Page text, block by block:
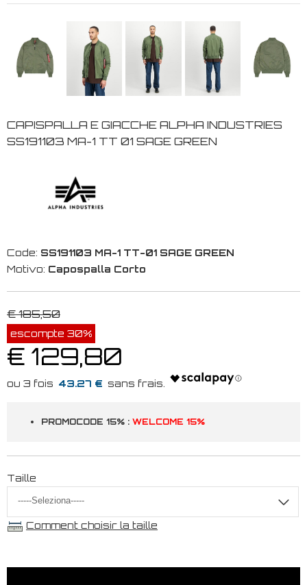
CAPISPALLA E GIACCHE ALPHA INDUSTRIES
SS191103 MA-1 TT 01 SAGE GREEN
Code: SS191103 MA-1 TT-01 SAGE GREEN
Motivo: Capospalla Corto
€ 185,50
escompte 30%
€ 129,80
43.27 €
PROMOCODE 15% : WELCOME 15%
Taille
Comment choisir la taille